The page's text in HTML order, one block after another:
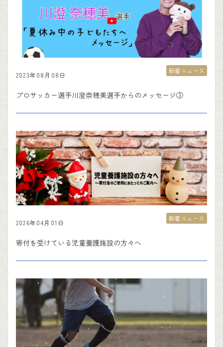
2023年08月08日
プロサッカー選手川澄奈穂美選手からのメッセージ③
新着ニュース
2026年04月01日
寄付を受けている児童養護施設の方々へ
新着ニュース